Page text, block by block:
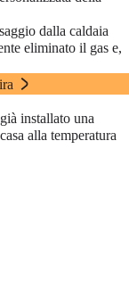
dalla caldaia
eliminato il gas e,
installato una
alla temperatura